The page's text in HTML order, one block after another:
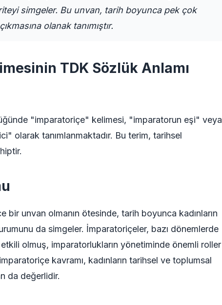
simgeler. Bu unvan, tarih boyunca pek çok
olanak tanımıştır.
TDK Sözlük Anlamı
"imparatoriçe" kelimesi, "imparatorun eşi" veya
olarak tanımlanmaktadır. Bu terim, tarihsel
bir unvan olmanın ötesinde, tarih boyunca kadınların
da simgeler. İmparatoriçeler, bazı dönemlerde
etkili olmuş, imparatorlukların yönetiminde önemli roller
kavramı, kadınların tarihsel ve toplumsal
da değerlidir.